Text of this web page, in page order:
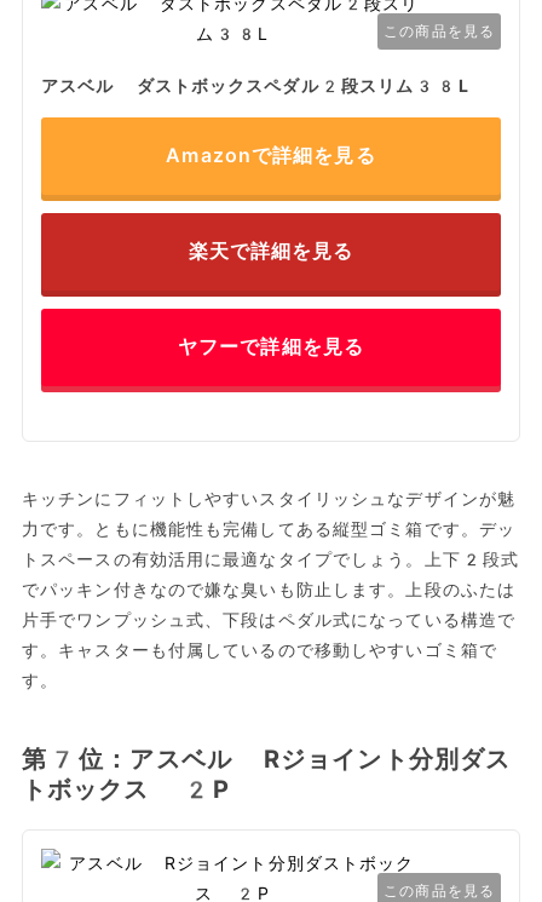
この商品を見る
アスベル ダストボックスペダル2段スリム38L
Amazonで詳細を見る
楽天で詳細を見る
ヤフーで詳細を見る
キッチンにフィットしやすいスタイリッシュなデザインが魅
力です。ともに機能性も完備してある縦型ゴミ箱です。デッ
トスペースの有効活用に最適なタイプでしょう。上下2段式
でパッキン付きなので嫌な臭いも防止します。上段のふたは
片手でワンプッシュ式、下段はペダル式になっている構造で
す。キャスターも付属しているので移動しやすいゴミ箱で
す。
第7位：アスベル Rジョイント分別ダス
トボックス 2P
この商品を見る